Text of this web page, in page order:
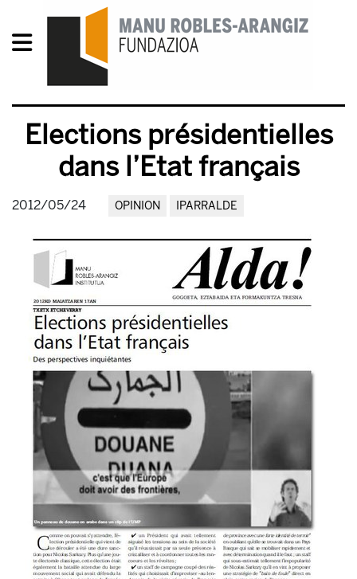
Elections présidentielles
dans l’Etat français
2012/05/24 OPINION IPARRALDE